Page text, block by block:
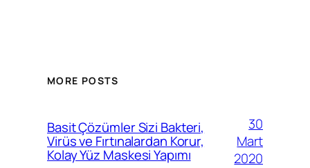
MORE POSTS
Basit Çözümler Sizi Bakteri,
Virüs ve Fırtınalardan Korur,
Kolay Yüz Maskesi Yapımı
30
Mart
2020